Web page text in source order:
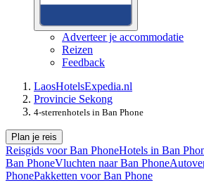
Adverteer je accommodatie
Reizen
Feedback
LaosHotelsExpedia.nl
Provincie Sekong
4-sterrenhotels in Ban Phone
Plan je reis
Reisgids voor Ban PhoneHotels in Ban
Ban PhoneVluchten naar Ban Phone
PhonePakketten voor Ban Phone